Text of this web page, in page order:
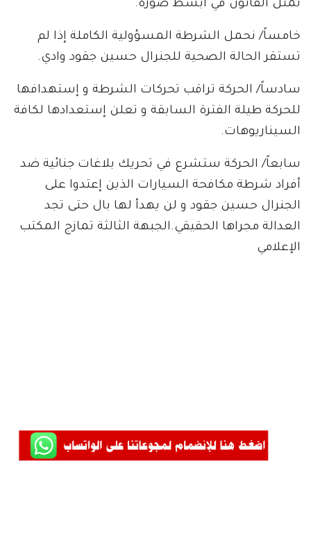
تمثل القانون في أبسط صوره.
خامساً/ نحمل الشرطة المسؤولية الكاملة إذا لم
تستقر الحالة الصحية للجنرال حسين جقود وادي.
سادساً/ الحركة تراقب تحركات الشرطة و إستهدافها
للحركة طيلة الفترة السابقة و تعلن إستعدادها لكافة
السيناريوهات.
سابعاً/ الحركة ستشرع في تحريك بلاغات جنائية ضد
أفراد شرطة مكافحة السيارات الذين إعتدوا على
الجنرال حسين جقود و لن يهدأ لها بال حتى تجد
العدالة مجراها الحقيقي.الجبهة الثالثة تمازج المكتب
الإعلامي